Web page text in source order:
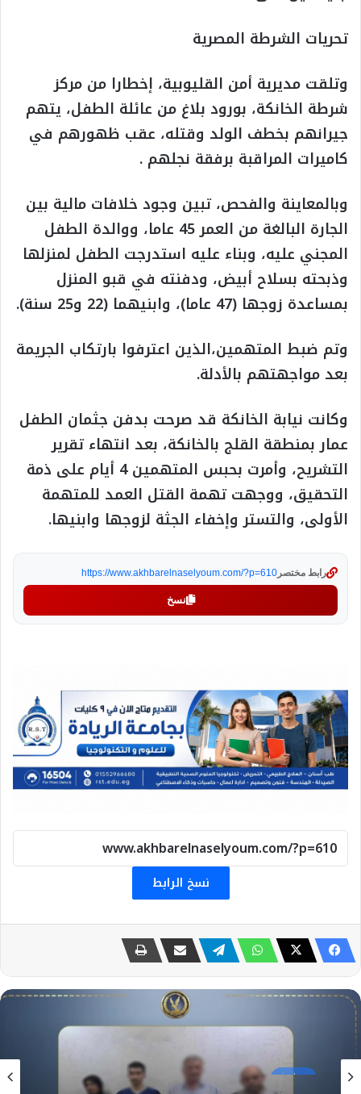
تحريات الشرطة المصرية
وتلقت مديرية أمن القليوبية، إخطارا من مركز
شرطة الخانكة، بورود بلاغ من عائلة الطفل، يتهم
جيرانهم بخطف الولد وقتله، عقب ظهورهم في
كاميرات المراقبة برفقة نجلهم .
وبالمعاينة والفحص، تبين وجود خلافات مالية بين
الجارة البالغة من العمر 45 عاما، ووالدة الطفل
المجني عليه، وبناء عليه استدرجت الطفل لمنزلها
وذبحته بسلاح أبيض، ودفنته في قبو المنزل
بمساعدة زوجها (47 عاما)، وابنيهما (22 و25 سنة).
وتم ضبط المتهمين،الذين اعترفوا بارتكاب الجريمة
بعد مواجهتهم بالأدلة.
وكانت نيابة الخانكة قد صرحت بدفن جثمان الطفل
عمار بمنطقة القلج بالخانكة، بعد انتهاء تقرير
التشريح، وأمرت بحبس المتهمين 4 أيام على ذمة
التحقيق، ووجهت تهمة القتل العمد للمتهمة
الأولى، والتستر وإخفاء الجثة لزوجها وابنيها.
رابط مختصر https://www.akhbarelnaselyoum.com/?p=610
نسخ
نسخ الرابط
حوادث